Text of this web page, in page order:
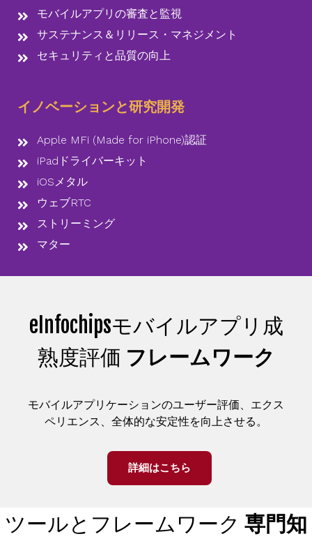
モバイルアプリの審査と監視
サステナンス＆リリース・マネジメント
セキュリティと品質の向上
イノベーションと研究開発
Apple MFi (Made for iPhone)認証
iPadドライバーキット
iOSメタル
ウェブRTC
ストリーミング
マター
eInfochipsモバイルアプリ成
熟度評価 フレームワーク
モバイルアプリケーションのユーザー評価、エクス
ペリエンス、全体的な安定性を向上させる。
詳細はこちら
ツールとフレームワーク 専門知